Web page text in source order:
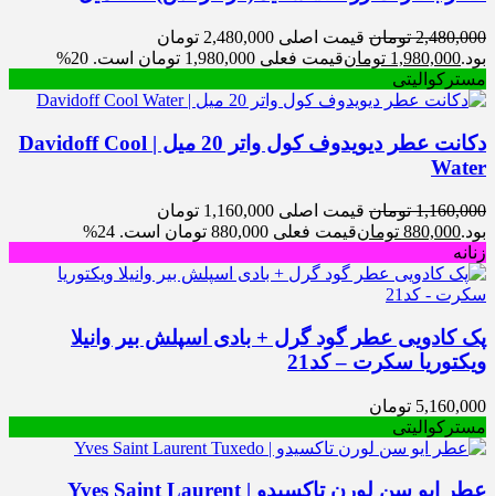
2,480,000 تومان
قیمت اصلی 2,480,000 تومان
بود.1,980,000 تومانقیمت فعلی 1,980,000 تومان است.
20%
مسترکوالیتی
دکانت عطر دیویدوف کول واتر 20 میل | Davidoff Cool
Water
1,160,000 تومان
قیمت اصلی 1,160,000 تومان
بود.880,000 تومانقیمت فعلی 880,000 تومان است.
24%
زنانه
پک کادویی عطر گود گرل + بادی اسپلش بیر وانیلا
ویکتوریا سکرت – کد21
5,160,000 تومان
مسترکوالیتی
عطر ایو سن لورن تاکسیدو | Yves Saint Laurent